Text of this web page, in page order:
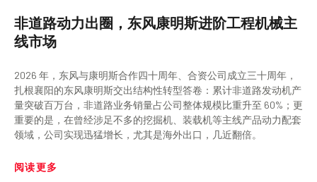
非道路动力出圈，东风康明斯进阶工程机械主
线市场
2026 年，东风与康明斯合作四十周年、合资公司成立三十周年，
扎根襄阳的东风康明斯交出结构性转型答卷：累计非道路发动机产
量突破百万台，非道路业务销量占公司整体规模比重升至 60%；更
重要的是，在曾经涉足不多的挖掘机、装载机等主线产品动力配套
领域，公司实现迅猛增长，尤其是海外出口，几近翻倍。
阅读更多